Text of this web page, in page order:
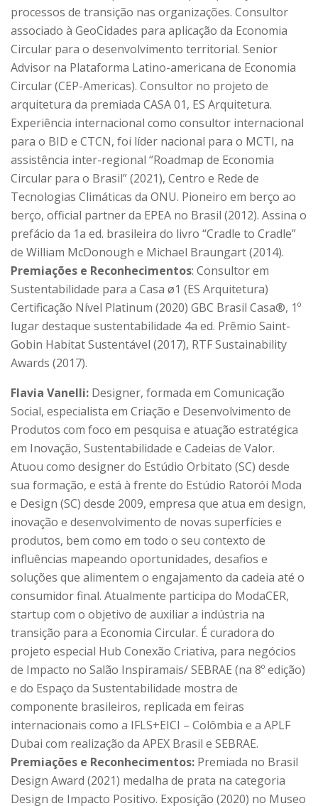
processos de transição nas organizações. Consultor
associado à GeoCidades para aplicação da Economia
Circular para o desenvolvimento territorial. Senior
Advisor na Plataforma Latino-americana de Economia
Circular (CEP-Americas). Consultor no projeto de
arquitetura da premiada CASA 01, ES Arquitetura.
Experiência internacional como consultor internacional
para o BID e CTCN, foi líder nacional para o MCTI, na
assistência inter-regional “Roadmap de Economia
Circular para o Brasil” (2021), Centro e Rede de
Tecnologias Climáticas da ONU. Pioneiro em berço ao
berço, official partner da EPEA no Brasil (2012). Assina o
prefácio da 1a ed. brasileira do livro “Cradle to Cradle”
de William McDonough e Michael Braungart (2014).
Premiações e Reconhecimentos: Consultor em
Sustentabilidade para a Casa ø1 (ES Arquitetura)
Certificação Nível Platinum (2020) GBC Brasil Casa®, 1º
lugar destaque sustentabilidade 4a ed. Prêmio Saint-
Gobin Habitat Sustentável (2017), RTF Sustainability
Awards (2017).
Flavia Vanelli: Designer, formada em Comunicação
Social, especialista em Criação e Desenvolvimento de
Produtos com foco em pesquisa e atuação estratégica
em Inovação, Sustentabilidade e Cadeias de Valor.
Atuou como designer do Estúdio Orbitato (SC) desde
sua formação, e está à frente do Estúdio Ratorói Moda
e Design (SC) desde 2009, empresa que atua em design,
inovação e desenvolvimento de novas superfícies e
produtos, bem como em todo o seu contexto de
influências mapeando oportunidades, desafios e
soluções que alimentem o engajamento da cadeia até o
consumidor final. Atualmente participa do ModaCER,
startup com o objetivo de auxiliar a indústria na
transição para a Economia Circular. É curadora do
projeto especial Hub Conexão Criativa, para negócios
de Impacto no Salão Inspiramais/ SEBRAE (na 8º edição)
e do Espaço da Sustentabilidade mostra de
componente brasileiros, replicada em feiras
internacionais como a IFLS+EICI – Colômbia e a APLF
Dubai com realização da APEX Brasil e SEBRAE.
Premiações e Reconhecimentos: Premiada no Brasil
Design Award (2021) medalha de prata na categoria
Design de Impacto Positivo. Exposição (2020) no Museo